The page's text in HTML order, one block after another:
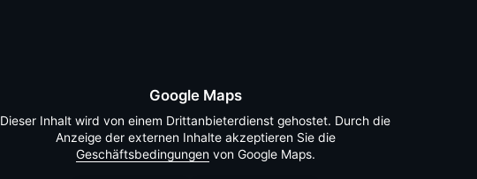
Google Maps
Dieser Inhalt wird von einem Drittanbieterdienst gehostet. Durch die
Anzeige der externen Inhalte akzeptieren Sie die
Geschäftsbedingungen von Google Maps.